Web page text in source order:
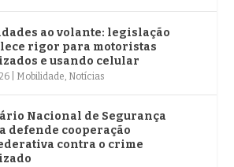
ao volante: legislação
rigor para motoristas
e usando celular
Mobilidade, Notícias
Nacional de Segurança
defende cooperação
contra o crime